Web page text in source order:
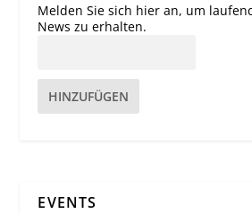
Melden Sie sich hier an, um
News zu erhalten.
HINZUFÜGEN
EVENTS